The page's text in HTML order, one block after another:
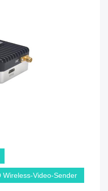
Wireless-Video-Sender